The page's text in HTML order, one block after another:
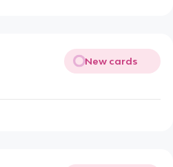
New cards